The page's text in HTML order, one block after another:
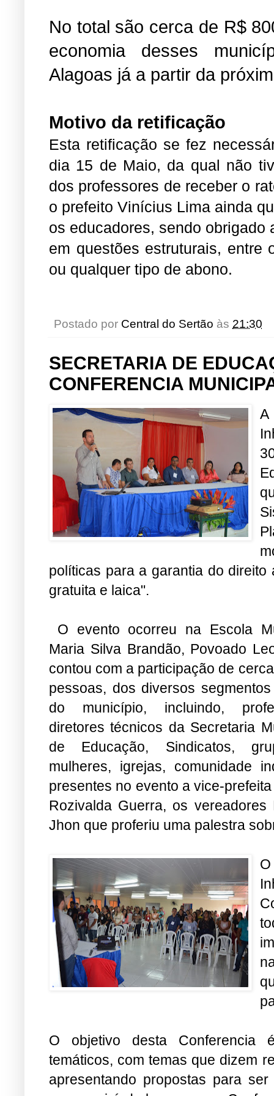
No total são cerca de R$
economia desses
Alagoas já a partir da
Motivo da retificação
Esta retificação se fez
dia 15 de Maio, da qual não
dos professores de receber o
o prefeito Vinícius Lima ainda
os educadores, sendo
em questões estruturais, entre
ou qualquer tipo de abono.
Postado por Central do Sertão às 21:30
SECRETARIA DE
CONFERENCIA
A
políticas para a garantia do
gratuita e laica".
O evento ocorreu na Escola
Maria Silva Brandão, Povoado
contou com a participação de
pessoas, dos diversos
do município, incluindo,
diretores técnicos da Secretaria
de Educação, Sindicatos,
mulheres, igrejas, comunidade
presentes no evento a vice-
Rozivalda Guerra, os
Jhon que proferiu uma palestra
O objetivo desta Conferencia
temáticos, com temas que dizem
apresentando propostas para